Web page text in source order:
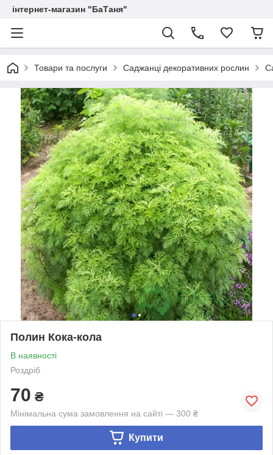
інтернет-магазин "БаТаня"
Товари та послуги Саджанці декоративних рослин
Полин Кока-кола
В наявності
Роздріб
70 ₴
Мінімальна сума замовлення на сайті — 300 ₴
Купити